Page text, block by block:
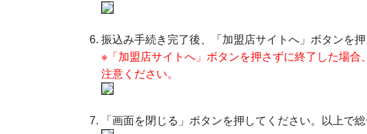
振込み手続き完了後、「加盟店サイトへ」ボタンを押
※「加盟店サイトへ」ボタンを押さずに終了した場
注意ください。
「画面を閉じる」ボタンを押してください。以上で